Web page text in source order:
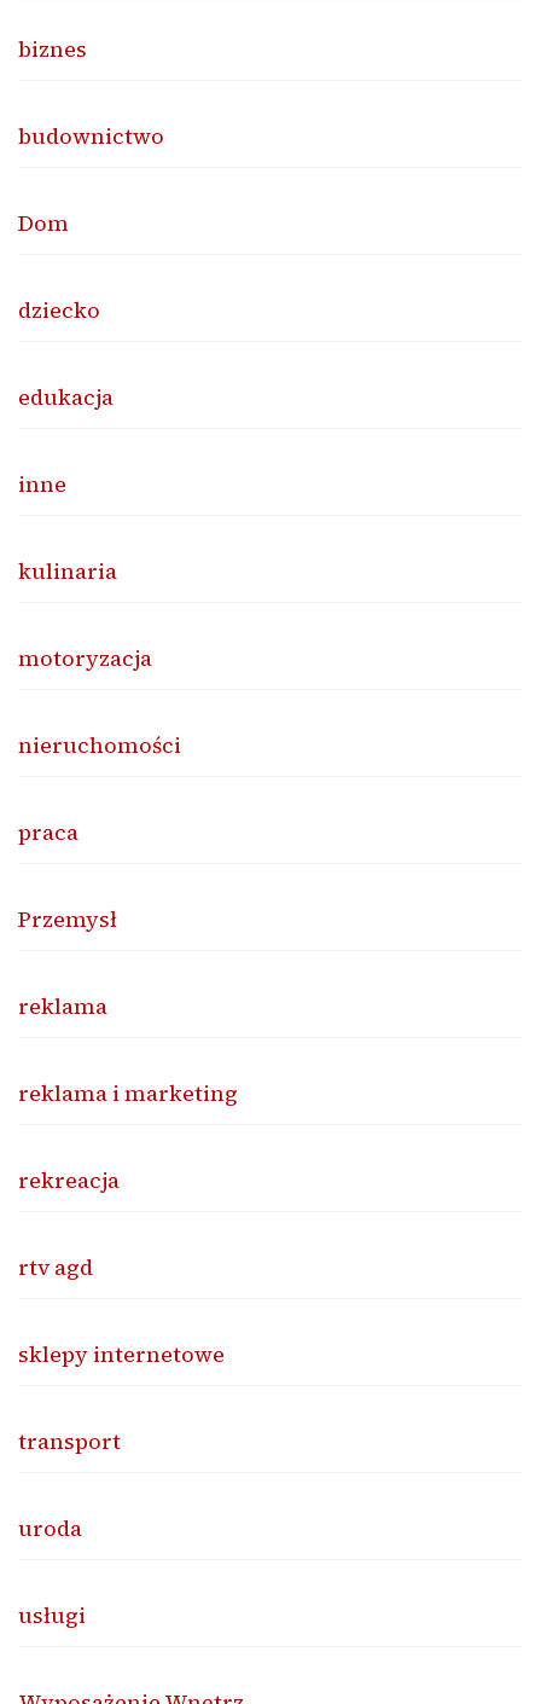
biznes
budownictwo
Dom
dziecko
edukacja
inne
kulinaria
motoryzacja
nieruchomości
praca
Przemysł
reklama
reklama i marketing
rekreacja
rtv agd
sklepy internetowe
transport
uroda
usługi